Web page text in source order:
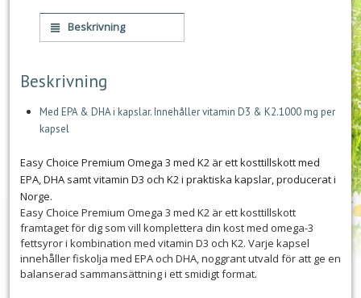
Beskrivning
Beskrivning
Med EPA & DHA i kapslar. Innehåller vitamin D3 & K2.1000 mg per
kapsel
Easy Choice Premium Omega 3 med K2 är ett kosttillskott med
EPA, DHA samt vitamin D3 och K2 i praktiska kapslar, producerat i
Norge.
Easy Choice Premium Omega 3 med K2 är ett kosttillskott
framtaget för dig som vill komplettera din kost med omega-3
fettsyror i kombination med vitamin D3 och K2. Varje kapsel
innehåller fiskolja med EPA och DHA, noggrant utvald för att ge en
balanserad sammansättning i ett smidigt format.